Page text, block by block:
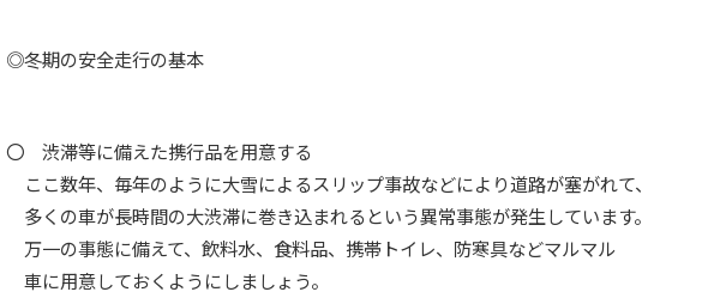
◎冬期の安全走行の基本
〇 渋滞等に備えた携行品を用意する
ここ数年、毎年のように大雪によるスリップ事故などにより道路が塞がれて、
多くの車が長時間の大渋滞に巻き込まれるという異常事態が発生しています。
万一の事態に備えて、飲料水、食料品、携帯トイレ、防寒具などマルマル
車に用意しておくようにしましょう。